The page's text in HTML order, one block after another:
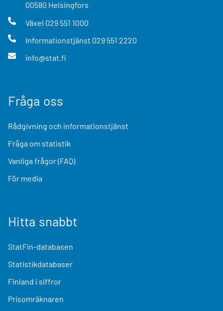
00580 Helsingfors
Växel 029 551 1000
Informationstjänst 029 551 2220
info@stat.fi
Fråga oss
Rådgivning och informationstjänst
Fråga om statistik
Vanliga frågor (FAQ)
För media
Hitta snabbt
StatFin-databasen
Statistikdatabaser
Finland i siffror
Prisomräknaren